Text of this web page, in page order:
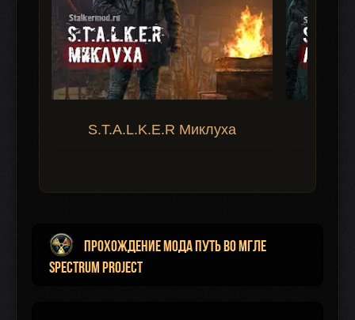
S.T.A.L.K.E.R Миклуха
Прохождение мода Путь во Мгле
Spectrum Project